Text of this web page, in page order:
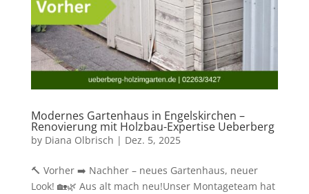
Modernes Gartenhaus in Engelskirchen –
Renovierung mit Holzbau-Expertise Ueberberg
by Diana Olbrisch | Dez. 5, 2025
🔨 Vorher ➡️ Nachher – neues Gartenhaus, neuer
Look! 🏡🌿 Aus alt mach neu!Unser Montageteam hat